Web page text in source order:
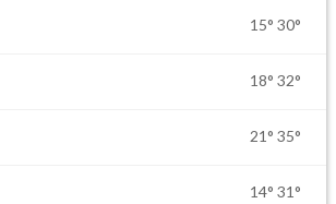
15° 30°
18° 32°
21° 35°
14° 31°